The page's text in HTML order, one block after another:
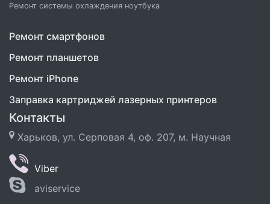
Ремонт системы охлаждения ноутбука
Ремонт смартфонов
Ремонт планшетов
Ремонт iPhone
Заправка картриджей лазерных принтеров
Контакты
Харьков, ул. Серповая 4, оф. 207, м. Научная
Viber
aviservice